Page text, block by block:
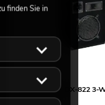
OMNITRONIC DX-822 3-
W
finden Sie in